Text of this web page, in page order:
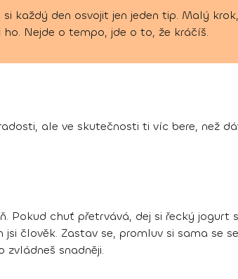
každý den osvojit jen jeden tip. Malý
Nejde o tempo, jde o to, že kráčíš.
ale ve skutečnosti ti víc bere, než
Pokud chuť přetrvává, dej si řecký jogurt
člověk. Zastav se, promluv si sama se
zvládneš snadněji.